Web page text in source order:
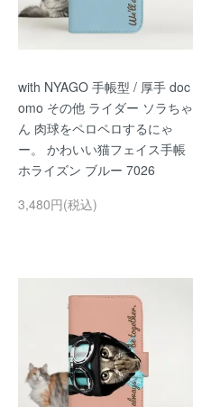
with NYAGO 手帳型 / 厚手 doc
omo その他 ライダー ソラちゃ
ん 肉球をペロペロするにゃ
ー。 かわいい猫フェイス手帳
ホライズン ブルー 7026
3,480円(税込)